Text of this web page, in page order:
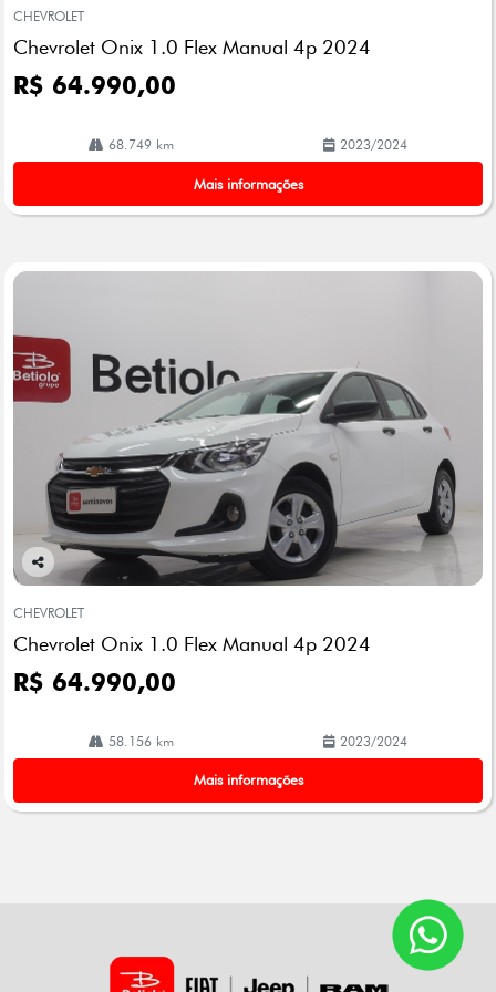
arti
lhe
CHEVROLET
Chevrolet Onix 1.0 Flex Manual 4p 2024
R$ 64.990,00
68.749 km 2023/2024
Mais informações
Co
arti
lhe
CHEVROLET
Chevrolet Onix 1.0 Flex Manual 4p 2024
R$ 64.990,00
58.156 km 2023/2024
Mais informações